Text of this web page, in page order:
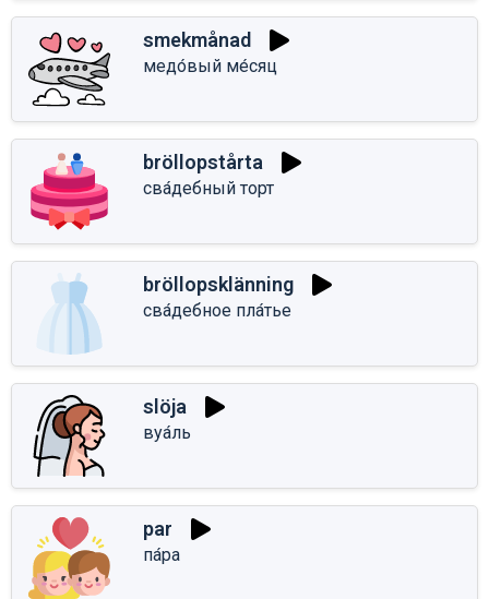
smekmånad
медо́вый ме́сяц
bröllopstårta
сва́дебный торт
bröllopsklänning
сва́дебное пла́тье
slöja
вуа́ль
par
па́ра